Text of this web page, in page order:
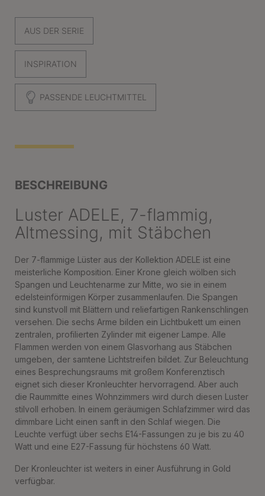
AUS DER SERIE
INSPIRATION
PASSENDE LEUCHTMITTEL
BESCHREIBUNG
Luster ADELE, 7-flammig,
Altmessing, mit Stäbchen
Der 7-flammige Lüster aus der Kollektion ADELE ist eine
meisterliche Komposition. Einer Krone gleich wölben sich
Spangen und Leuchtenarme zur Mitte, wo sie in einem
edelsteinförmigen Körper zusammenlaufen. Die Spangen
sind kunstvoll mit Blättern und reliefartigen Rankenschlingen
versehen. Die sechs Arme bilden ein Lichtbukett um einen
zentralen, profilierten Zylinder mit eigener Lampe. Alle
Flammen werden von einem Glasvorhang aus Stäbchen
umgeben, der samtene Lichtstreifen bildet. Zur Beleuchtung
eines Besprechungsraums mit großem Konferenztisch
eignet sich dieser Kronleuchter hervorragend. Aber auch
die Raummitte eines Wohnzimmers wird durch diesen Luster
stilvoll erhoben. In einem geräumigen Schlafzimmer wird das
dimmbare Licht einen sanft in den Schlaf wiegen. Die
Leuchte verfügt über sechs E14-Fassungen zu je bis zu 40
Watt und eine E27-Fassung für höchstens 60 Watt.
Der Kronleuchter ist weiters in einer Ausführung in Gold
verfügbar.